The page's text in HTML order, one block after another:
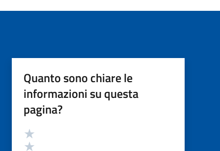
Quanto sono chiare le
informazioni su questa
pagina?
Valutazione